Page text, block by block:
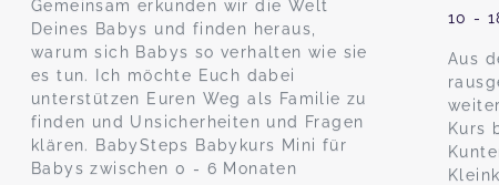
Gemeinsam erkunden wir die Welt
Deines Babys und finden heraus,
warum sich Babys so verhalten wie sie
es tun. Ich möchte Euch dabei
unterstützen Euren Weg als Familie zu
finden und Unsicherheiten und Fragen
klären. BabySteps Babykurs Mini für
Babys zwischen 0 - 6 Monaten
10 -
Aus
Kurs